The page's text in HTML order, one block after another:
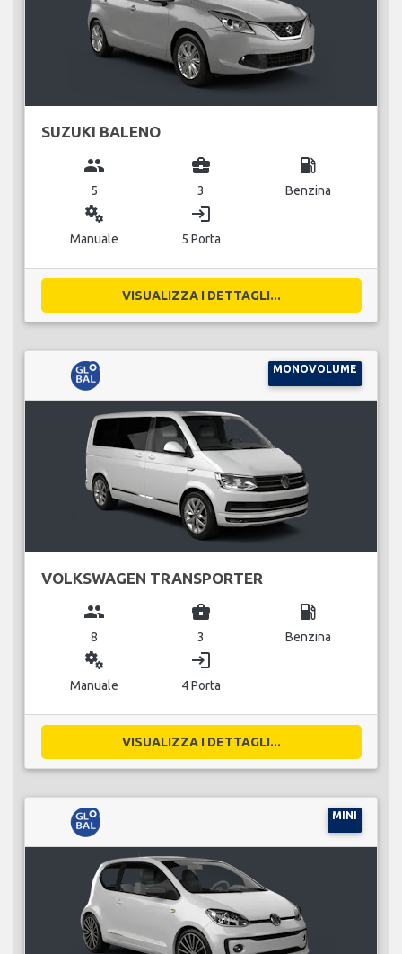
SUZUKI BALENO
group
5
business_center
3
local_gas_station
Benzina
miscellaneous_services
Manuale
login
5 Porta
VISUALIZZA I DETTAGLI...
MONOVOLUME
VOLKSWAGEN TRANSPORTER
group
8
business_center
3
local_gas_station
Benzina
miscellaneous_services
Manuale
login
4 Porta
VISUALIZZA I DETTAGLI...
MINI